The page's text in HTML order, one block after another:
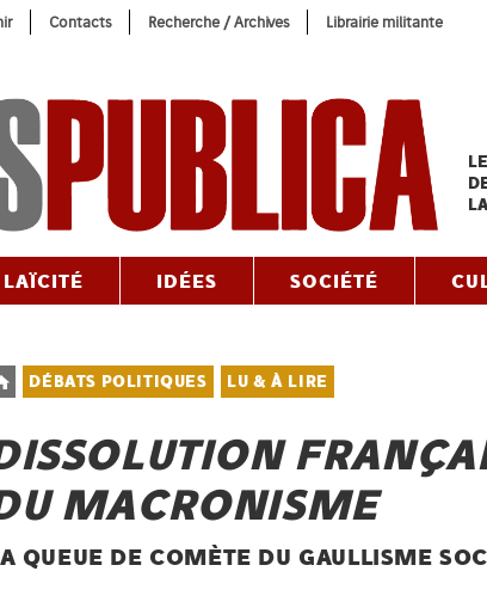
Contacts Recherche / Archives Librairie militante
LAÏCITÉ IDÉES SOCIÉTÉ
DÉBATS POLITIQUES LU & À LIRE
MACRONISME
QUEUE DE COMÈTE DU GAULLISME